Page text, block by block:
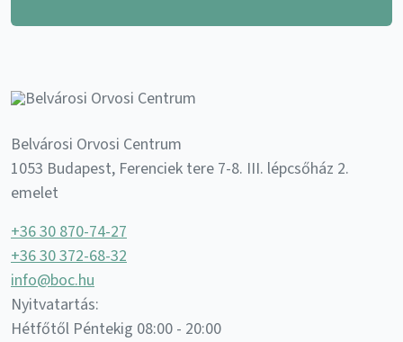
Belvárosi Orvosi Centrum
1053 Budapest, Ferenciek tere 7-8. III. lépcsőház 2.
emelet
+36 30 870-74-27
+36 30 372-68-32
info@boc.hu
Nyitvatartás:
Hétfőtől Péntekig 08:00 - 20:00